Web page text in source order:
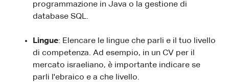
programmazione in Java o la gestione di
database SQL.
Lingue: Elencare le lingue che parli e il tuo livello
di competenza. Ad esempio, in un CV per il
mercato israeliano, è importante indicare se
parli l'ebraico e a che livello.